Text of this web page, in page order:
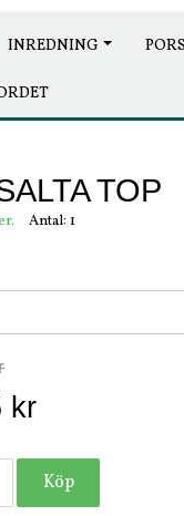
INREDNING
TOP
Antal: 1
kr